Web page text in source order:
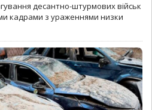
десантно-штурмових військ
кадрами з ураженнями низки